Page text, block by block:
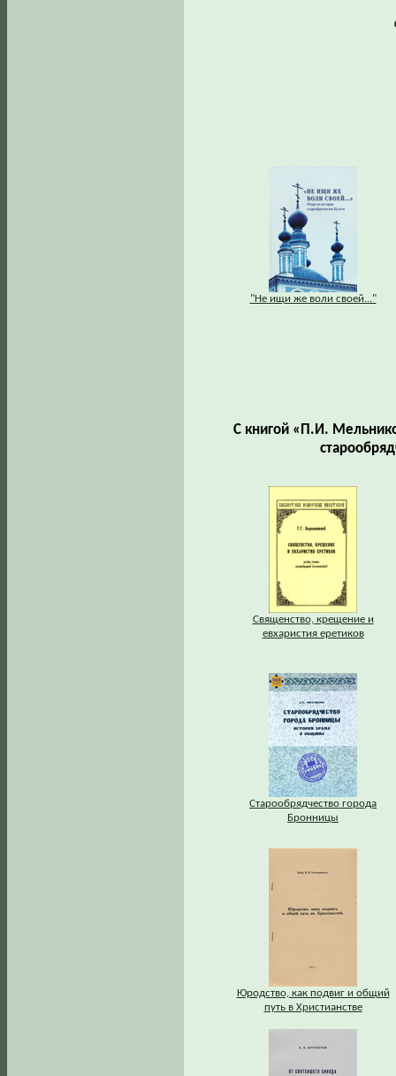
"Не ищи же воли своей..."
С книгой «П.И.
Священство, крещение и
евхаристия еретиков
Старообрядчество города
Бронницы
Юродство, как подвиг и общий
путь в Христианстве